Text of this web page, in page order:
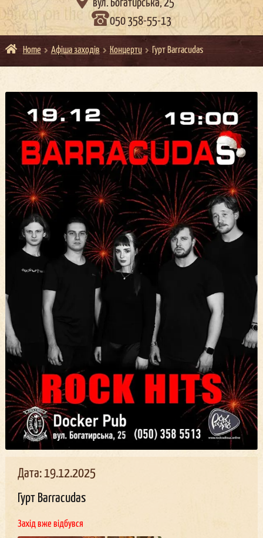
вул. Богатирська, 25
050 358-55-13
Home Афіша заходів Концерти Гурт Barracudas
Дата: 19.12.2025
Гурт Barracudas
Захід вже відбувся